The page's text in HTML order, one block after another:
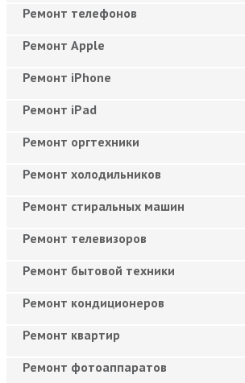
Ремонт телефонов
Ремонт Apple
Ремонт iPhone
Ремонт iPad
Ремонт оргтехники
Ремонт холодильников
Ремонт стиральных машин
Ремонт телевизоров
Ремонт бытовой техники
Ремонт кондиционеров
Ремонт квартир
Ремонт фотоаппаратов